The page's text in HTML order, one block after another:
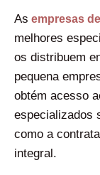
As empresas
melhores
os distribuem
pequena
obtém acesso
especializados
como a
integral.